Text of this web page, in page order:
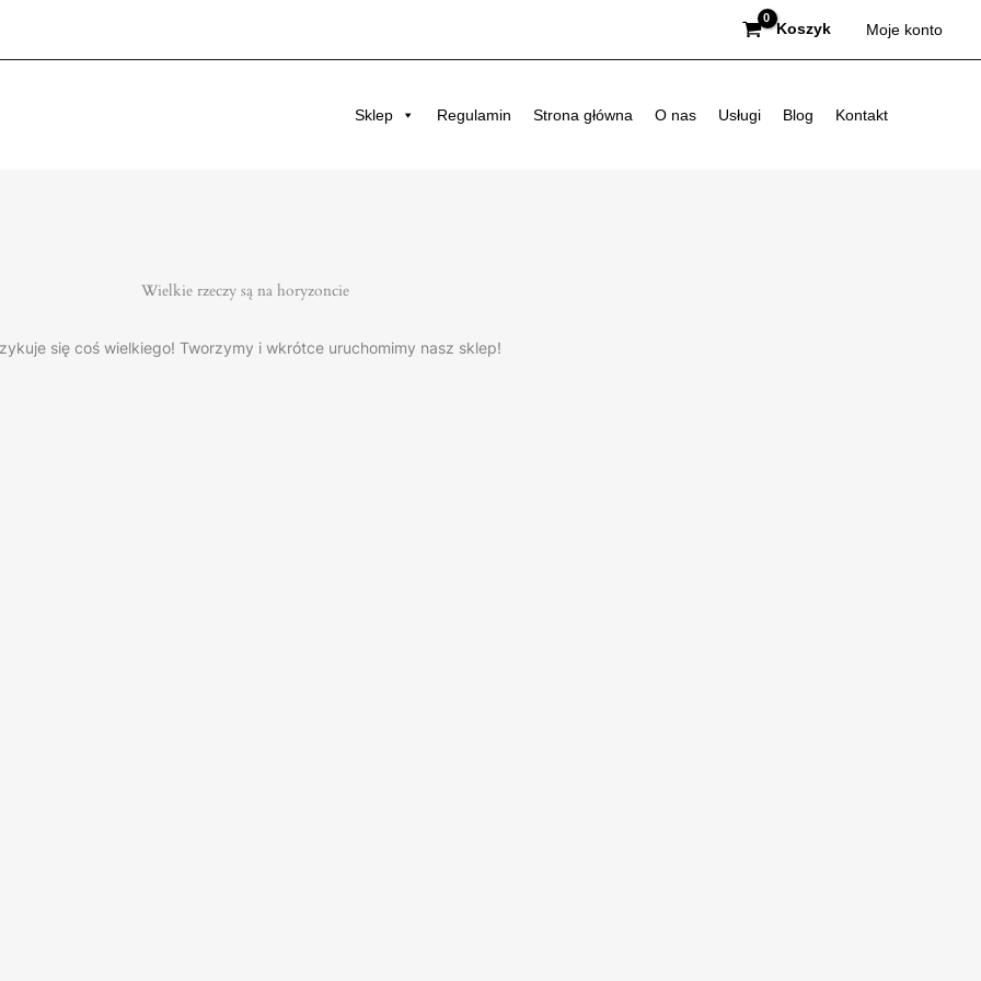
Koszyk Moje konto
Sklep Regulamin Strona główna O nas Usługi Blog Kontakt
Wielkie rzeczy są na horyzoncie
się coś wielkiego! Tworzymy i wkrótce uruchomimy nasz sklep!